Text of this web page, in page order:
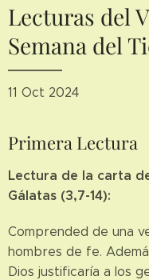
Lecturas del
Semana del
11 Oct 2024
Primera Lectura
Lectura de la carta
Gálatas (3,7-14):
Comprended de una
hombres de fe.
Dios justificaría a los